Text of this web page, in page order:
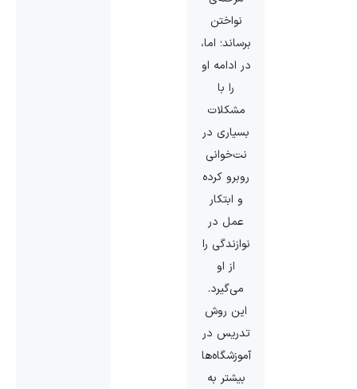
نواختن
برساند؛ اما،
در ادامه او
را با
مشکلات
بسیاری در
نت‌خوانی
روبرو کرده
و ابتکار
عمل در
نوازندگی را
از او
می‌گیرد.
این روش
تدریس در
آموزشگاه‌ها
بیشتر به